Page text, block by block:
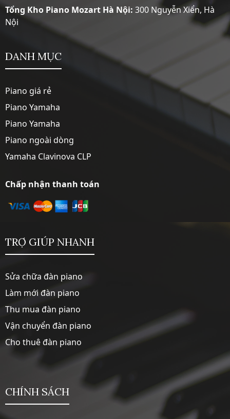
Tổng Kho Piano Mozart Hà Nội: 300 Nguyễn Xiển, Hà
Nội
DANH MỤC
Piano giá rẻ
Piano Yamaha
Piano Yamaha
Piano ngoài dòng
Yamaha Clavinova CLP
Chấp nhận thanh toán
TRỢ GIÚP NHANH
Sửa chữa đàn piano
Làm mới đàn piano
Thu mua đàn piano
Vận chuyển đàn piano
Cho thuê đàn piano
CHÍNH SÁCH